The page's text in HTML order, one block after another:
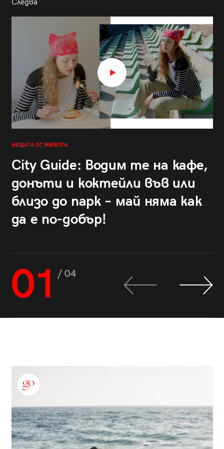
Следва
НЕЩАТА ОТ ЖИВОТА
City Guide: Водим те на кафе,
донъти и коктейли във или
близо до парк – май няма как
да е по-добър!
01 / 04